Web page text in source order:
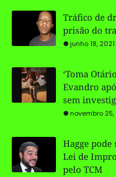
Tráfico de
prisão do
junho 18, 2021
‘Toma
Evandro
sem
novembro 25,
Hagge
Lei de
pelo TCM